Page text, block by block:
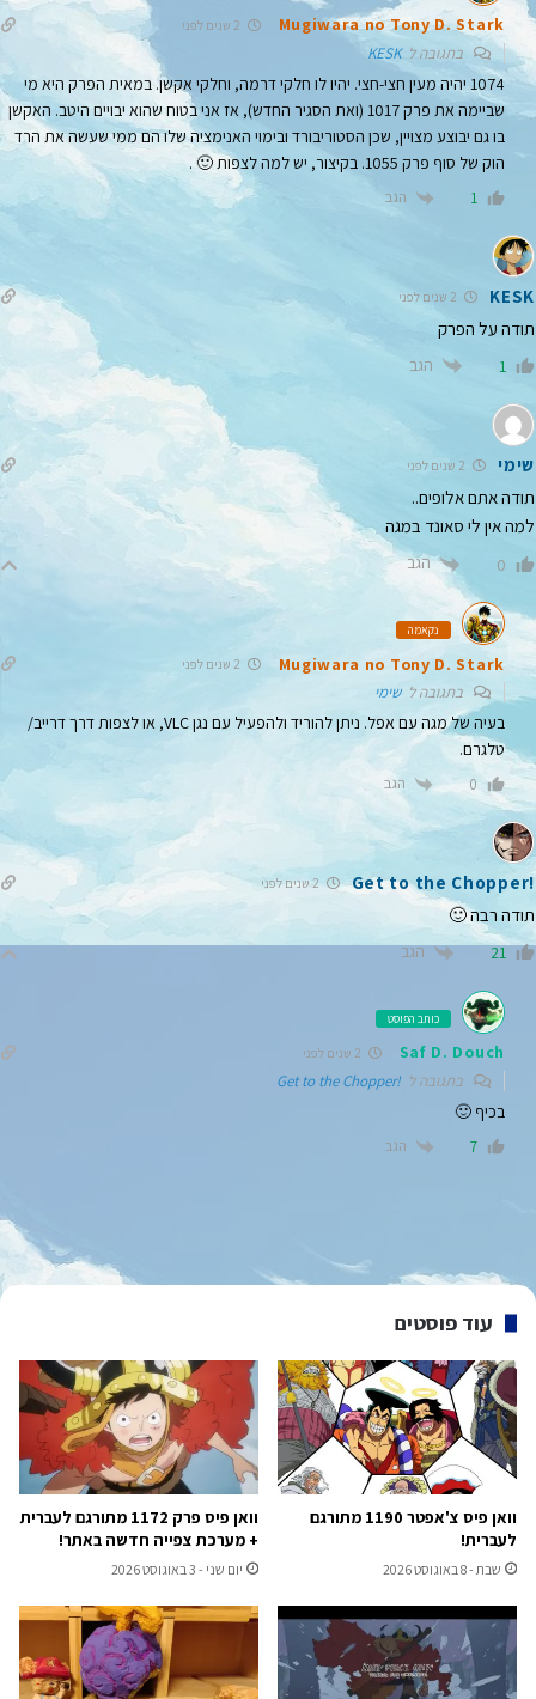
Mugiwara no Tony D. Stark
בתגובה לKESK
1074 יהיה מעין חצי-חצי. יהיו לו חלקי דרמה, וחלקי אקשן. במאית הפרק היא מי
שביימה את פרק 1017 (ואת הסגיר החדש), אז אני בטוח שהוא יבויים היטב. האקשן
בו גם יבוצע מצויין, שכן הסטוריבורד ובימוי האנימציה שלו הם ממי שעשה את הרד
הוק של סוף פרק 1055. בקיצור, יש למה לצפות 🙂 .
1 הגב
KESK
תודה על הפרק
1 הגב
שימי
תודה אתם אלופים..
למה אין לי סאונד במגה
0 הגב
נקאמה
Mugiwara no Tony D. Stark
בתגובה לשימי
בעיה של מגה עם אפל. ניתן להוריד ולהפעיל עם נגן VLC, או לצפות דרך דרייב/
טלגרם.
0 הגב
!Get to the Chopper 2 שנים לפני
תודה רבה 🙂
21 הגב
כותב הפוסט
Saf D. Douch
בתגובה ל!Get to the Chopper
בכיף 🙂
7 הגב
עוד פוסטים
וואן פיס צ'אפטר 1190 מתורגם
לעברית!
שבת - 8 באוגוסט 2026
וואן פיס פרק 1172 מתורגם לעברית
+ מערכת צפייה חדשה באתר!
יום שני - 3 באוגוסט 2026